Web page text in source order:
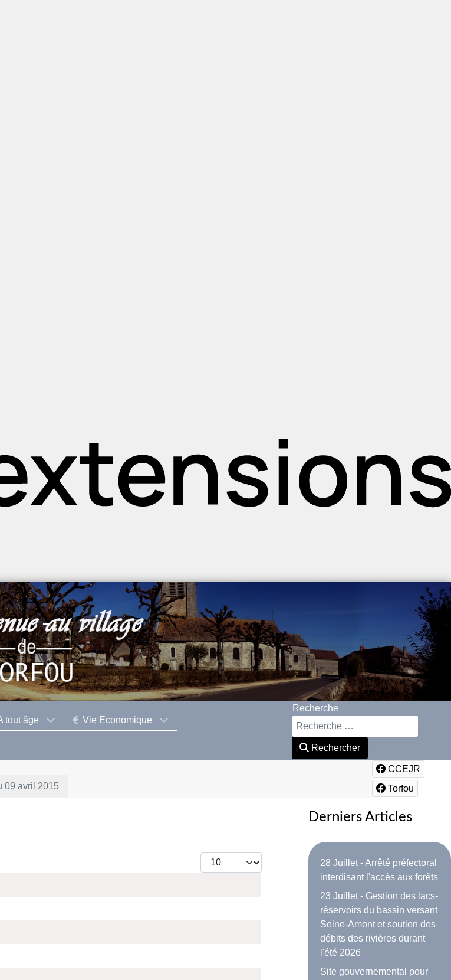
tout âge Vie Economique
Recherche
Rechercher
09 avril 2015
CCEJR
Torfou
Afficher #
Derniers Articles
28 Juillet - Arrêté préfectoral
interdisant l'accès aux forêts
23 Juillet - Gestion des lacs-
réservoirs du bassin versant
Seine-Amont et soutien des
débits des rivières durant
l'été 2026
Site gouvernemental pour